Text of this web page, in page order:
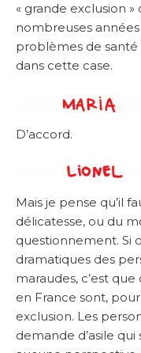
« grande exclusion
nombreuses
problèmes de
dans cette case.
D’accord.
Mais je pense qu’il
délicatesse, ou du
questionnement. Si
dramatiques des
maraudes, c’est
en France sont,
exclusion. Les
demande d’asile qui